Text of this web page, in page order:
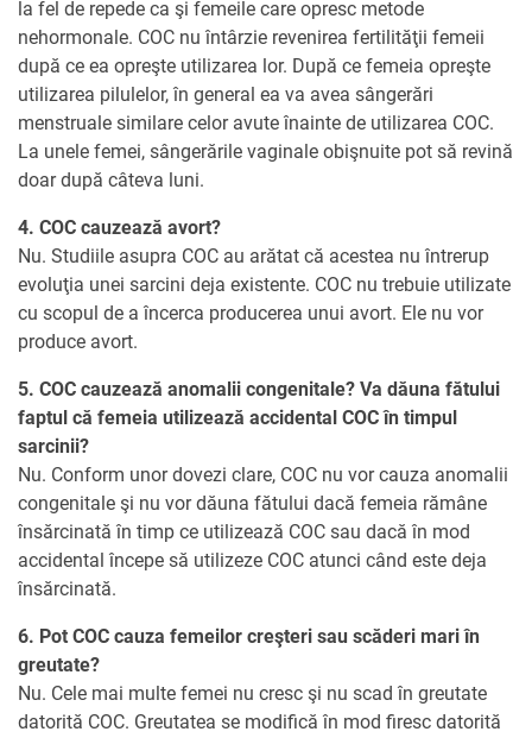
la fel de repede ca şi femeile care opresc metode
nehormonale. COC nu întârzie revenirea fertilităţii femeii
după ce ea opreşte utilizarea lor. După ce femeia opreşte
utilizarea pilulelor, în general ea va avea sângerări
menstruale similare celor avute înainte de utilizarea COC.
La unele femei, sângerările vaginale obişnuite pot să revină
doar după câteva luni.
4. COC cauzează avort?
Nu. Studiile asupra COC au arătat că acestea nu întrerup
evoluţia unei sarcini deja existente. COC nu trebuie utilizate
cu scopul de a încerca producerea unui avort. Ele nu vor
produce avort.
5. COC cauzează anomalii congenitale? Va dăuna fătului
faptul că femeia utilizează accidental COC în timpul
sarcinii?
Nu. Conform unor dovezi clare, COC nu vor cauza anomalii
congenitale şi nu vor dăuna fătului dacă femeia rămâne
însărcinată în timp ce utilizează COC sau dacă în mod
accidental începe să utilizeze COC atunci când este deja
însărcinată.
6. Pot COC cauza femeilor creşteri sau scăderi mari în
greutate?
Nu. Cele mai multe femei nu cresc şi nu scad în greutate
datorită COC. Greutatea se modifică în mod firesc datorită